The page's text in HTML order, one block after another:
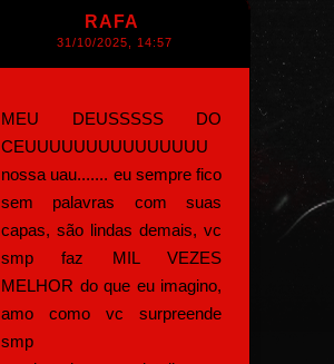
RAFA
31/10/2025, 14:57
MEU DEUSSSSS DO
CEUUUUUUUUUUUUUUU
nossa uau....... eu sempre fico
sem palavras com suas
capas, são lindas demais, vc
smp faz MIL VEZES
MELHOR do que eu imagino,
amo como vc surpreende
smp